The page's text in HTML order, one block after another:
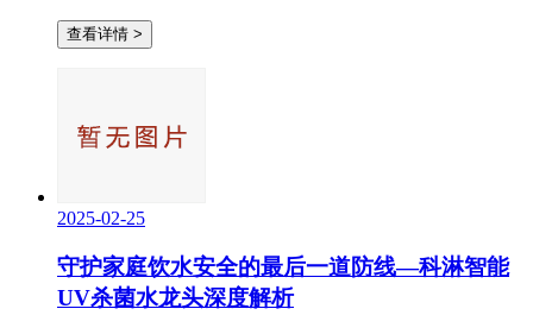
查看详情 >
2025-02-25
守护家庭饮水安全的最后一道防线—科淋智能
UV杀菌水龙头深度解析